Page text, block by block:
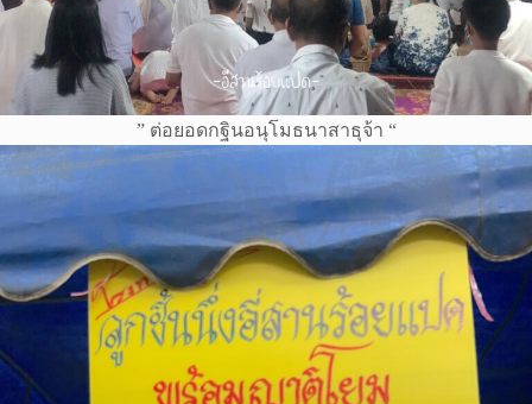
” ต่อยอดกฐินอนุโมธนาสาธุจ้า “